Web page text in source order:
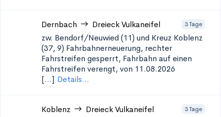
Dernbach Dreieck Vulkaneifel 3 Tage
zw. Bendorf/Neuwied (11) und Kreuz Koblenz
(37, 9) Fahrbahnerneuerung, rechter
Fahrstreifen gesperrt, Fahrbahn auf einen
Fahrstreifen verengt, von 11.08.2026
[...] Details...
Koblenz Dreieck Vulkaneifel 3 Tage